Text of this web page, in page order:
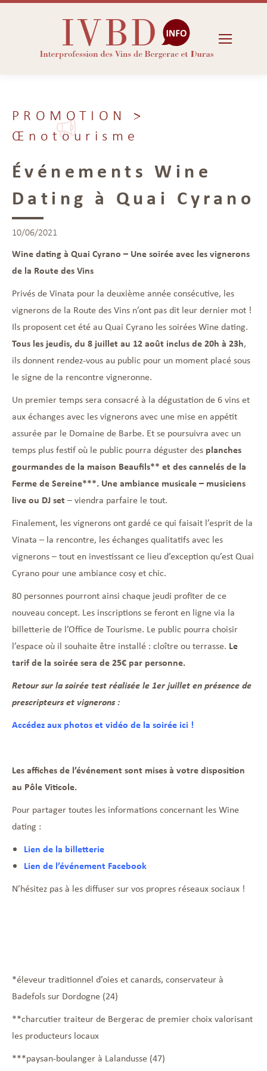
PROMOTION
>
Œnotourisme
Événements Wine
Dating à Quai Cyrano
10/06/2021
Wine dating à Quai Cyrano – Une soirée avec les vignerons
de la Route des Vins
Privés de Vinata pour la deuxième année consécutive, les
vignerons de la Route des Vins n’ont pas dit leur dernier mot !
Ils proposent cet été au Quai Cyrano les soirées Wine dating.
Tous les jeudis, du 8 juillet au 12 août inclus de 20h à 23h,
ils donnent rendez-vous au public pour un moment placé sous
le signe de la rencontre vigneronne.
Un premier temps sera consacré à la dégustation de 6 vins et
aux échanges avec les vignerons avec une mise en appétit
assurée par le Domaine de Barbe. Et se poursuivra avec un
temps plus festif où le public pourra déguster des planches
gourmandes de la maison Beaufils** et des cannelés de la
Ferme de Sereine***. Une ambiance musicale – musiciens
live ou DJ set – viendra parfaire le tout.
Finalement, les vignerons ont gardé ce qui faisait l’esprit de la
Vinata – la rencontre, les échanges qualitatifs avec les
vignerons – tout en investissant ce lieu d’exception qu’est Quai
Cyrano pour une ambiance cosy et chic.
80 personnes pourront ainsi chaque jeudi profiter de ce
nouveau concept. Les inscriptions se feront en ligne via la
billetterie de l’Office de Tourisme. Le public pourra choisir
l’espace où il souhaite être installé : cloître ou terrasse. Le
tarif de la soirée sera de 25€ par personne.
Retour sur la soirée test réalisée le 1er juillet en présence de
prescripteurs et vignerons :
Accédez aux photos et vidéo de la soirée ici !
Les affiches de l’événement sont mises à votre disposition
au Pôle Viticole.
Pour partager toutes les informations concernant les Wine
dating :
Lien de la billetterie
Lien de l’événement Facebook
N’hésitez pas à les diffuser sur vos propres réseaux sociaux !
*éleveur traditionnel d’oies et canards, conservateur à
Badefols sur Dordogne (24)
**charcutier traiteur de Bergerac de premier choix valorisant
les producteurs locaux
***paysan-boulanger à Lalandusse (47)